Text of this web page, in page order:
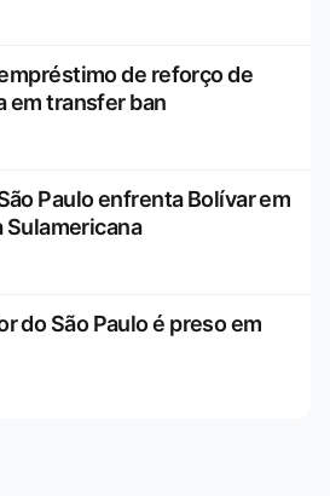
de reforço de
em transfer ban
Paulo enfrenta Bolívar em
Sulamericana
do São Paulo é preso em